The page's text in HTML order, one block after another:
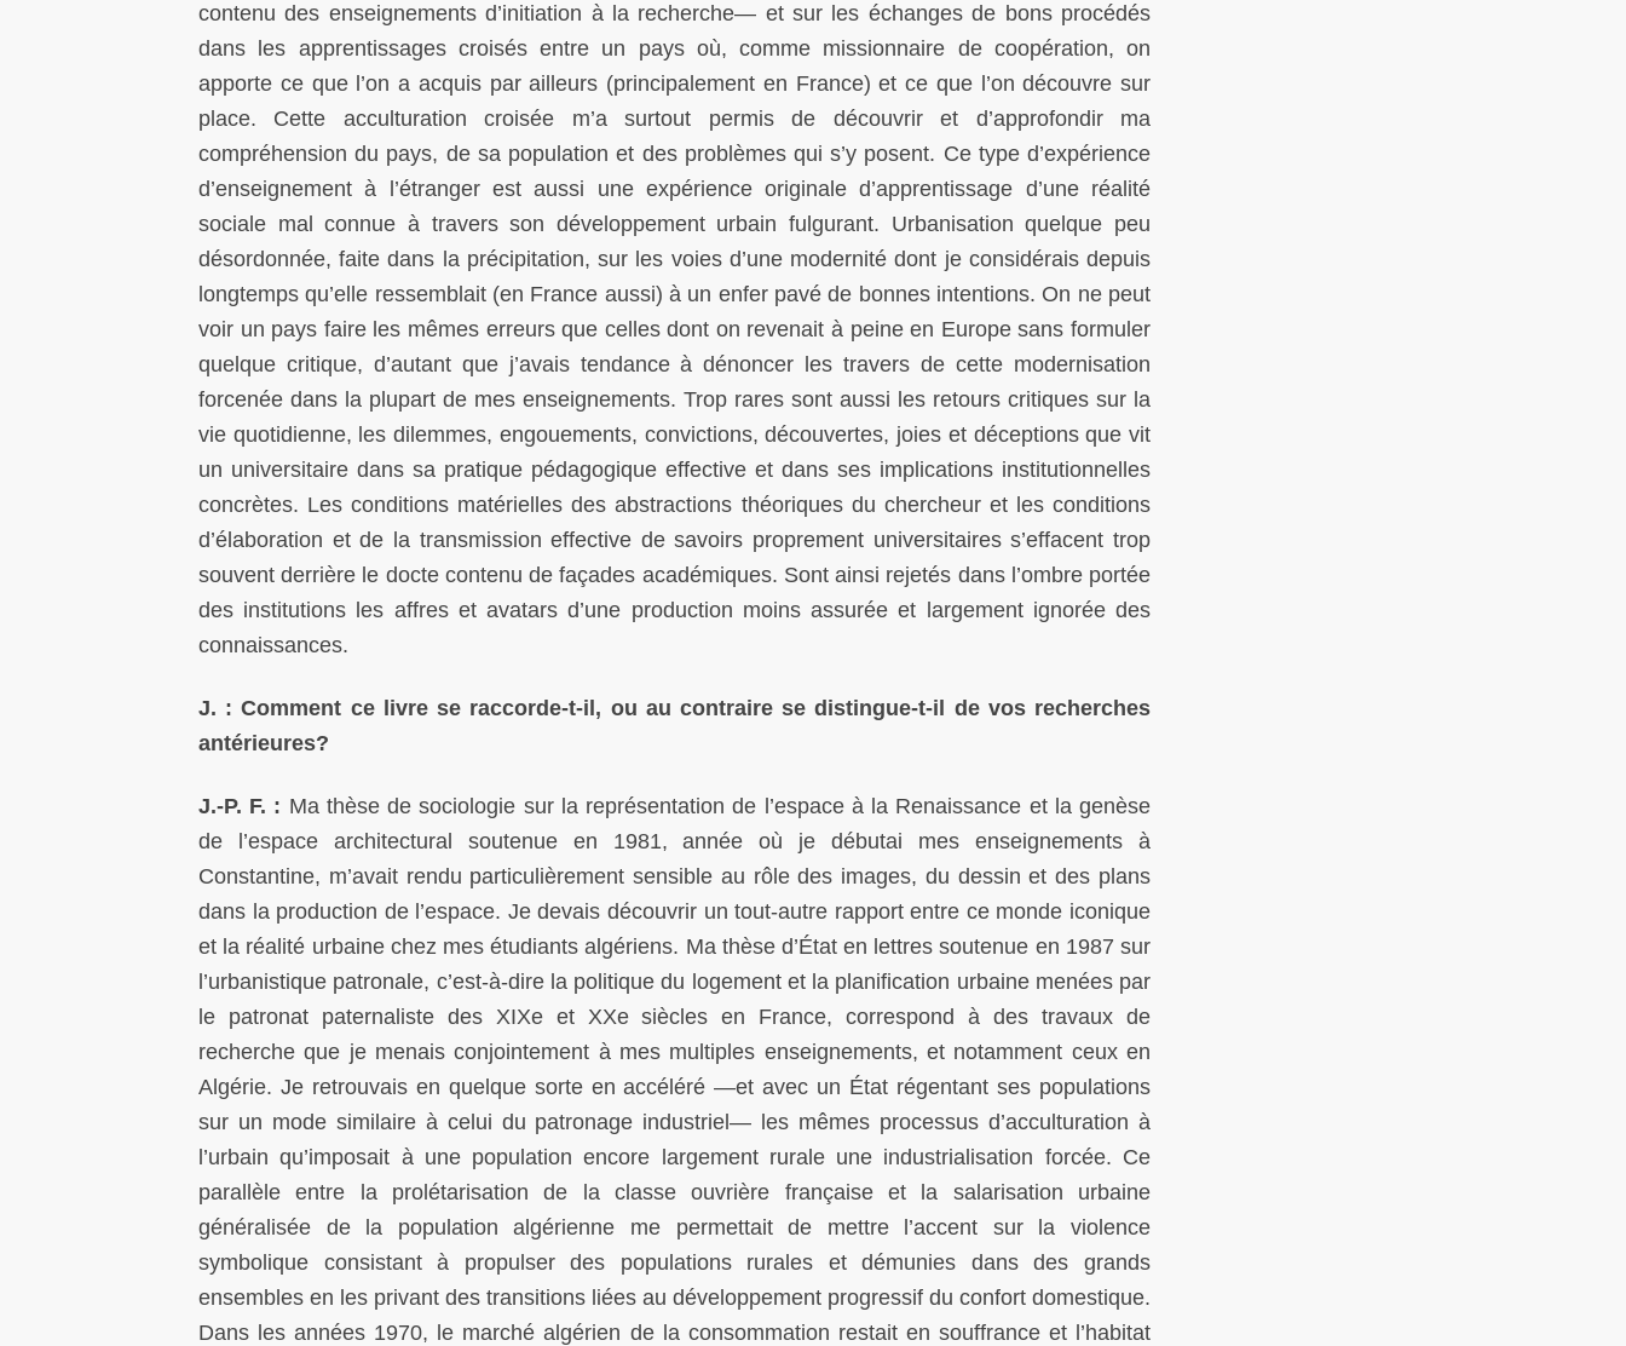
contenu des enseignements d’initiation à la recherche— et sur les échanges de bons procédés
dans les apprentissages croisés entre un pays où, comme missionnaire de coopération, on
apporte ce que l’on a acquis par ailleurs (principalement en France) et ce que l’on découvre sur
place. Cette acculturation croisée m’a surtout permis de découvrir et d’approfondir ma
compréhension du pays, de sa population et des problèmes qui s’y posent. Ce type d’expérience
d’enseignement à l’étranger est aussi une expérience originale d’apprentissage d’une réalité
sociale mal connue à travers son développement urbain fulgurant. Urbanisation quelque peu
désordonnée, faite dans la précipitation, sur les voies d’une modernité dont je considérais depuis
longtemps qu’elle ressemblait (en France aussi) à un enfer pavé de bonnes intentions. On ne peut
voir un pays faire les mêmes erreurs que celles dont on revenait à peine en Europe sans formuler
quelque critique, d’autant que j’avais tendance à dénoncer les travers de cette modernisation
forcenée dans la plupart de mes enseignements. Trop rares sont aussi les retours critiques sur la
vie quotidienne, les dilemmes, engouements, convictions, découvertes, joies et déceptions que vit
un universitaire dans sa pratique pédagogique effective et dans ses implications institutionnelles
concrètes. Les conditions matérielles des abstractions théoriques du chercheur et les conditions
d’élaboration et de la transmission effective de savoirs proprement universitaires s’effacent trop
souvent derrière le docte contenu de façades académiques. Sont ainsi rejetés dans l’ombre portée
des institutions les affres et avatars d’une production moins assurée et largement ignorée des
connaissances.
J. : Comment ce livre se raccorde-t-il, ou au contraire se distingue-t-il de vos recherches
antérieures?
J.-P. F. : Ma thèse de sociologie sur la représentation de l’espace à la Renaissance et la genèse
de l’espace architectural soutenue en 1981, année où je débutai mes enseignements à
Constantine, m’avait rendu particulièrement sensible au rôle des images, du dessin et des plans
dans la production de l’espace. Je devais découvrir un tout-autre rapport entre ce monde iconique
et la réalité urbaine chez mes étudiants algériens. Ma thèse d’État en lettres soutenue en 1987 sur
l’urbanistique patronale, c’est-à-dire la politique du logement et la planification urbaine menées par
le patronat paternaliste des XIXe et XXe siècles en France, correspond à des travaux de
recherche que je menais conjointement à mes multiples enseignements, et notamment ceux en
Algérie. Je retrouvais en quelque sorte en accéléré —et avec un État régentant ses populations
sur un mode similaire à celui du patronage industriel— les mêmes processus d’acculturation à
l’urbain qu’imposait à une population encore largement rurale une industrialisation forcée. Ce
parallèle entre la prolétarisation de la classe ouvrière française et la salarisation urbaine
généralisée de la population algérienne me permettait de mettre l’accent sur la violence
symbolique consistant à propulser des populations rurales et démunies dans des grands
ensembles en les privant des transitions liées au développement progressif du confort domestique.
Dans les années 1970, le marché algérien de la consommation restait en souffrance et l’habitat